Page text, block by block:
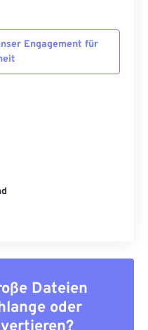
Engagement für
Dateien
oder